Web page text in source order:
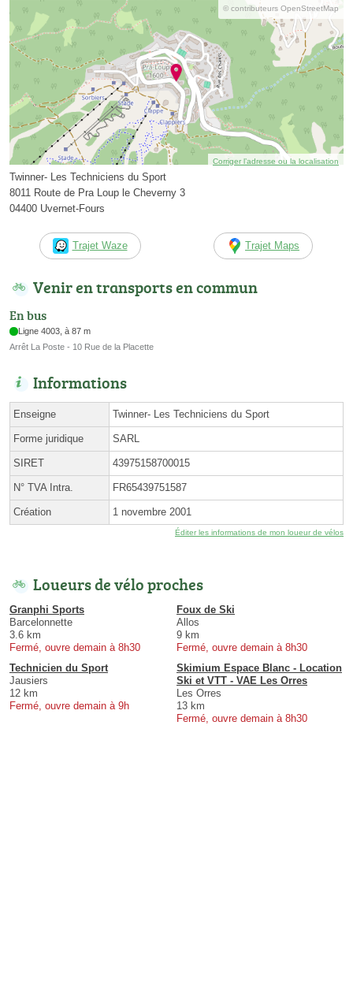
© contributeurs OpenStreetMap
Corriger l’adresse ou la localisation
Twinner- Les Techniciens du Sport
8011 Route de Pra Loup le Cheverny 3
04400 Uvernet-Fours
Trajet Waze Trajet Maps
Venir en transports en commun
En bus
Ligne 4003, à 87 m
Arrêt La Poste - 10 Rue de la Placette
Informations
Enseigne Twinner- Les Techniciens du Sport
Forme juridique SARL
SIRET 43975158700015
N° TVA Intra. FR65439751587
Création 1 novembre 2001
Éditer les informations de mon loueur de vélos
Loueurs de vélo proches
Granphi Sports
Barcelonnette
3.6 km
Fermé, ouvre demain à 8h30
Foux de Ski
Allos
9 km
Fermé, ouvre demain à 8h30
Technicien du Sport
Jausiers
12 km
Fermé, ouvre demain à 9h
Skimium Espace Blanc - Location
Ski et VTT - VAE Les Orres
Les Orres
13 km
Fermé, ouvre demain à 8h30